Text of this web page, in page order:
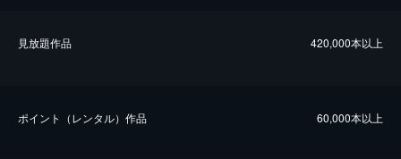
⾒放題作品 420,000本以上
ポイント（レンタル）作品 60,000本以上